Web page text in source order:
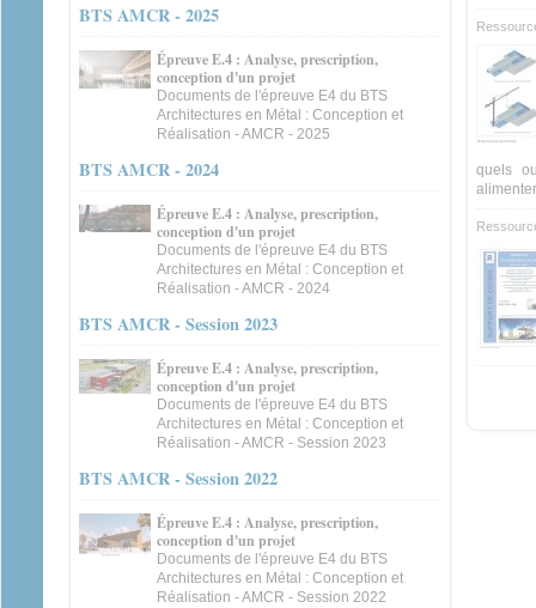
BTS AMCR - 2025
Épreuve E.4 : Analyse, prescription,
conception d'un projet
Documents de l'épreuve E4 du BTS
Architectures en Métal : Conception et
Réalisation - AMCR - 2025
BTS AMCR - 2024
Épreuve E.4 : Analyse, prescription,
conception d'un projet
Documents de l'épreuve E4 du BTS
Architectures en Métal : Conception et
Réalisation - AMCR - 2024
BTS AMCR - Session 2023
Épreuve E.4 : Analyse, prescription,
conception d'un projet
Documents de l'épreuve E4 du BTS
Architectures en Métal : Conception et
Réalisation - AMCR - Session 2023
BTS AMCR - Session 2022
Épreuve E.4 : Analyse, prescription,
conception d'un projet
Documents de l'épreuve E4 du BTS
Architectures en Métal : Conception et
Réalisation - AMCR - Session 2022
quels